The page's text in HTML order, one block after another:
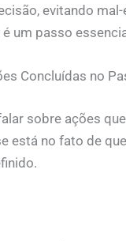
evitando
um passo
Concluídas no
sobre ações
está no fato de